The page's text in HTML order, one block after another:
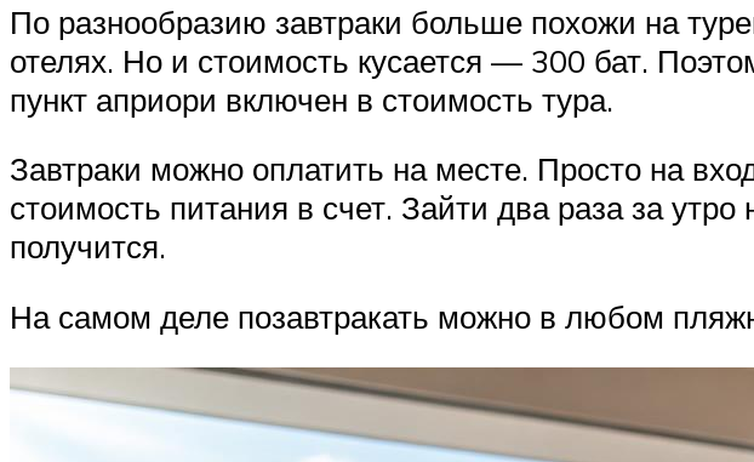
По разнообразию завтраки больше похожи на
отелях. Но и стоимость кусается — 300 бат.
пункт априори включен в стоимость тура.
Завтраки можно оплатить на месте. Просто на
стоимость питания в счет. Зайти два раза за
получится.
На самом деле позавтракать можно в любом